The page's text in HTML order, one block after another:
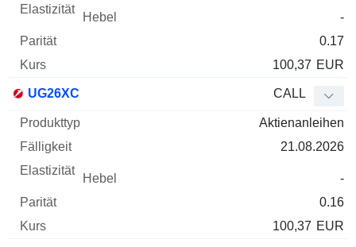
-
0.17
100,37 EUR
UG26XC CALL
Aktienanleihen
21.08.2026
-
0.16
100,37 EUR